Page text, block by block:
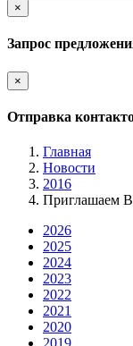
×
Запрос
×
Отправка
Главная
Новости
2016
Приглашаем
2026
2025
2024
2023
2022
2021
2020
2019